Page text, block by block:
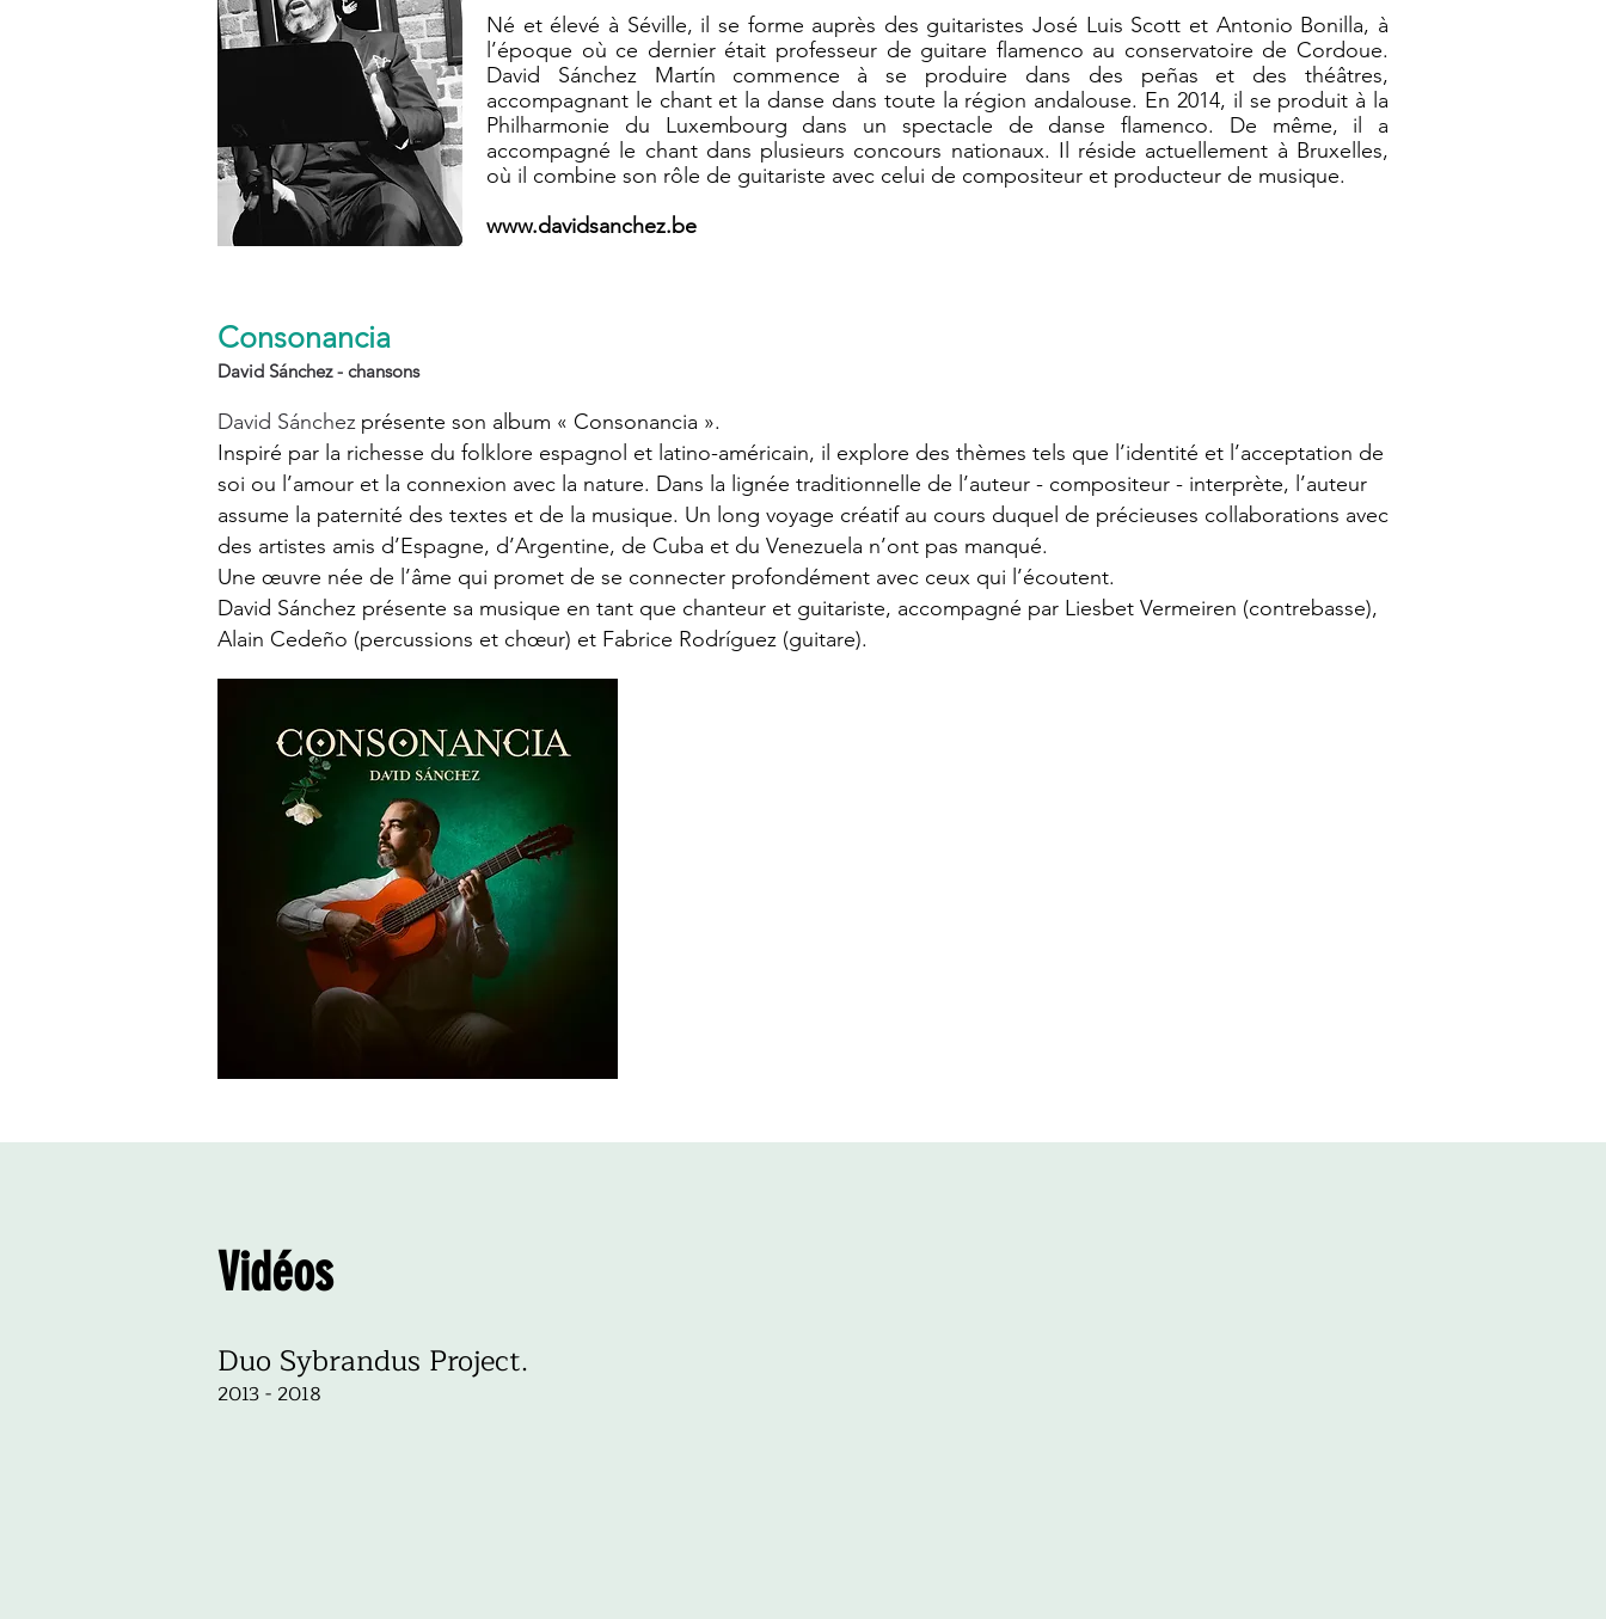
Né et élevé à Séville, il se forme auprès des guitaristes José Luis Scott et Antonio Bonilla, à
l’époque où ce dernier était professeur de guitare flamenco au conservatoire de Cordoue.
David Sánchez Martín commence à se produire dans des peñas et des théâtres,
accompagnant le chant et la danse dans toute la région andalouse. En 2014, il se produit à la
Philharmonie du Luxembourg dans un spectacle de danse flamenco. De même, il a
accompagné le chant dans plusieurs concours nationaux. Il réside actuellement à Bruxelles,
où il combine son rôle de guitariste avec celui de compositeur et producteur de musique.
www.davidsanchez.be
Consonancia
David Sánchez - chansons
David Sánchez présente son album « Consonancia ».
Inspiré par la richesse du folklore espagnol et latino-américain, il explore des thèmes tels que l’identité et l’acceptation de
soi ou l’amour et la connexion avec la nature. Dans la lignée traditionnelle de l’auteur - compositeur - interprète, l’auteur
assume la paternité des textes et de la musique. Un long voyage créatif au cours duquel de précieuses collaborations avec
des artistes amis d’Espagne, d’Argentine, de Cuba et du Venezuela n’ont pas manqué.
Une œuvre née de l’âme qui promet de se connecter profondément avec ceux qui l’écoutent.
David Sánchez présente sa musique en tant que chanteur et guitariste, accompagné par Liesbet Vermeiren (contrebasse),
Alain Cedeño (percussions et chœur) et Fabrice Rodríguez (guitare).
Vidéos
Duo Sybrandus Project.
2013 - 2018